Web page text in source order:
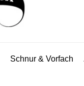
Schnur & Vorfach